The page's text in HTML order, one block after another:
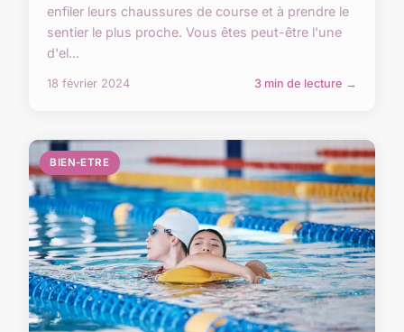
enfiler leurs chaussures de course et à prendre le
sentier le plus proche. Vous êtes peut-être l'une
d'el...
18 février 2024 3 min de lecture →
BIEN-ETRE